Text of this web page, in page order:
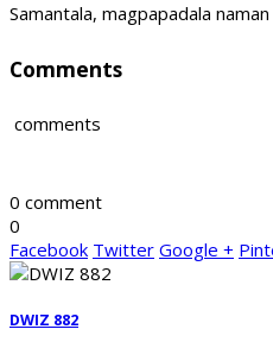
Samantala, magpapadala
Comments
comments
0 comment
0
Facebook Twitter Google +
DWIZ 882